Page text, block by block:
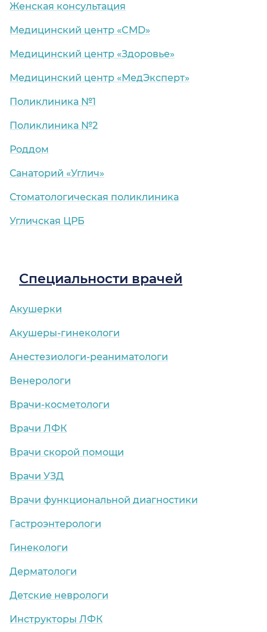
Женская консультация
Медицинский центр «CMD»
Медицинский центр «Здоровье»
Медицинский центр «МедЭксперт»
Поликлиника №1
Поликлиника №2
Роддом
Санаторий «Углич»
Стоматологическая поликлиника
Угличская ЦРБ
Специальности врачей
Акушерки
Акушеры-гинекологи
Анестезиологи-реаниматологи
Венерологи
Врачи-косметологи
Врачи ЛФК
Врачи скорой помощи
Врачи УЗД
Врачи функциональной диагностики
Гастроэнтерологи
Гинекологи
Дерматологи
Детские неврологи
Инструкторы ЛФК